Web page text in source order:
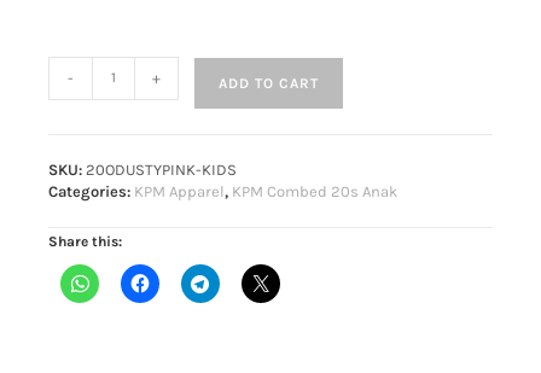
- + ADD TO CART
SKU: 20ODUSTYPINK-KIDS
Categories: KPM Apparel, KPM Combed 20s Anak
Share this: